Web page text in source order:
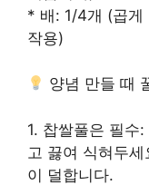
* 배: 1/4개 (곱게
작용)
양념 만들 때
1. 찹쌀풀은 필수
고 끓여 식혀두
이 덜합니다.